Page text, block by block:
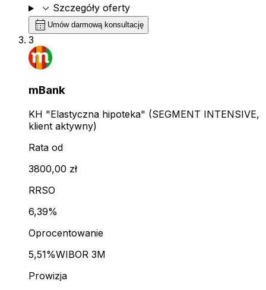
expand_more Szczegóły oferty
calendar_month Umów darmową konsultację
3
mBank
KH "Elastyczna hipoteka" (SEGMENT INTENSIVE,
klient aktywny)
Rata od
3800,00 zł
RRSO
6,39%
Oprocentowanie
5,51%WIBOR 3M
Prowizja